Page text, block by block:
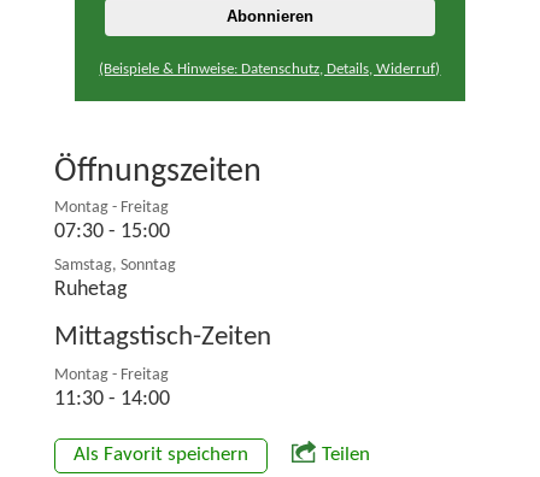
(Beispiele & Hinweise: Datenschutz, Details, Widerruf)
Öffnungszeiten
Montag - Freitag
07:30 - 15:00
Samstag, Sonntag
Ruhetag
Mittagstisch-Zeiten
Montag - Freitag
11:30 - 14:00
Als Favorit speichern Teilen